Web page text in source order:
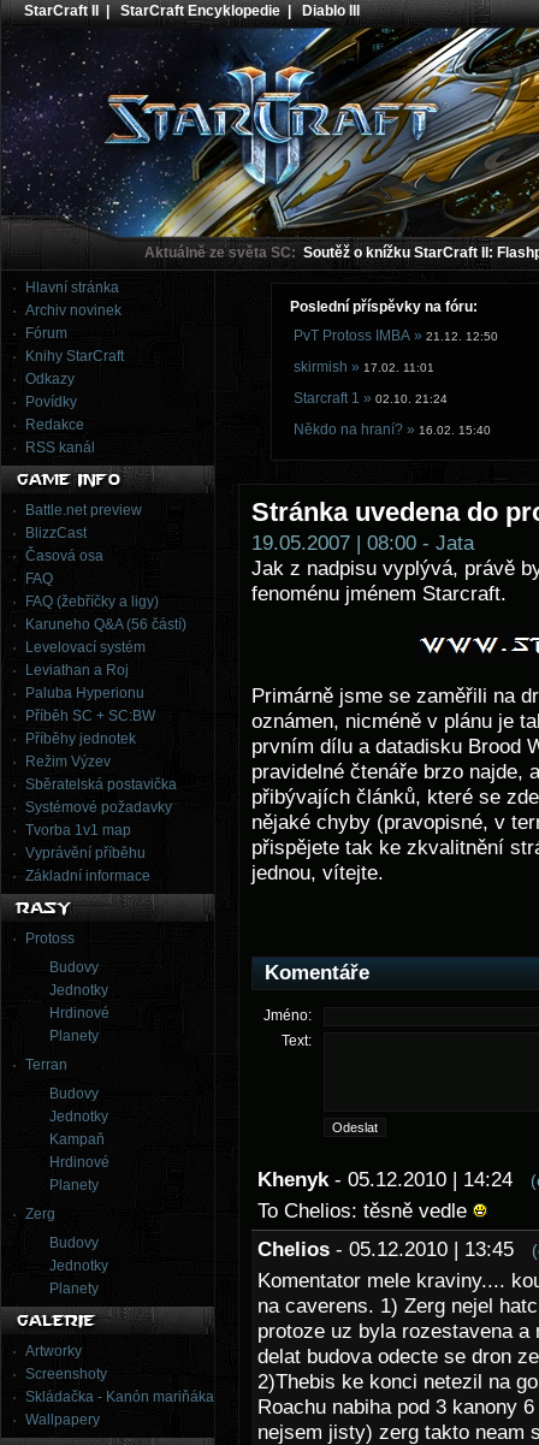
StarCraft II |StarCraft Encyklopedie|Diablo III
Aktuálně ze světa SC: Soutěž o knížku StarCraft II:
Hlavní stránka
Archiv novinek
Fórum
Knihy StarCraft
Odkazy
Povídky
Redakce
RSS kanál
Battle.net preview
BlizzCast
Časová osa
FAQ
FAQ (žebříčky a ligy)
Karuneho Q&A (56 částí)
Levelovací systém
Leviathan a Roj
Paluba Hyperionu
Příběh SC + SC:BW
Příběhy jednotek
Režim Výzev
Sběratelská postavička
Systémové požadavky
Tvorba 1v1 map
Vyprávění příběhu
Základní informace
Protoss
Budovy
Jednotky
Hrdinové
Planety
Terran
Budovy
Jednotky
Kampaň
Hrdinové
Planety
Zerg
Budovy
Jednotky
Planety
Artworky
Screenshoty
Skládačka - Kanón mariňáka
Wallpapery
Poslední příspěvky na fóru:
PvT Protoss IMBA » 21.12. 12:50
skirmish » 17.02. 11:01
Starcraft 1 » 02.10. 21:24
Někdo na hraní? » 16.02. 15:40
Stránka uvedena do
19.05.2007 | 08:00 - Jata
Jak z nadpisu vyplývá, právě
fenoménu jménem Starcraft.
Primárně jsme se zaměřili na
oznámen, nicméně v plánu je
prvním dílu a datadisku Brood
pravidelné čtenáře brzo najde,
přibývajích článků, které se
nějaké chyby (pravopisné, v
přispějete tak ke zkvalitnění
jednou, vítejte.
Komentáře
Jméno:
Text:
Khenyk - 05.12.2010 | 14:24
To Chelios: těsně vedle
Chelios - 05.12.2010 | 13:45
Komentator mele kraviny....
na caverens. 1) Zerg nejel
protoze uz byla rozestavena
delat budova odecte se dron
2)Thebis ke konci netezil na
Roachu nabiha pod 3 kanony
nejsem jisty) zerg takto neam